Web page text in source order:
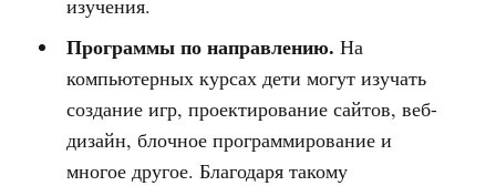
Программы по направлению. На
компьютерных курсах дети могут изучать
создание игр, проектирование сайтов, веб-
дизайн, блочное программирование и
многое другое. Благодаря такому